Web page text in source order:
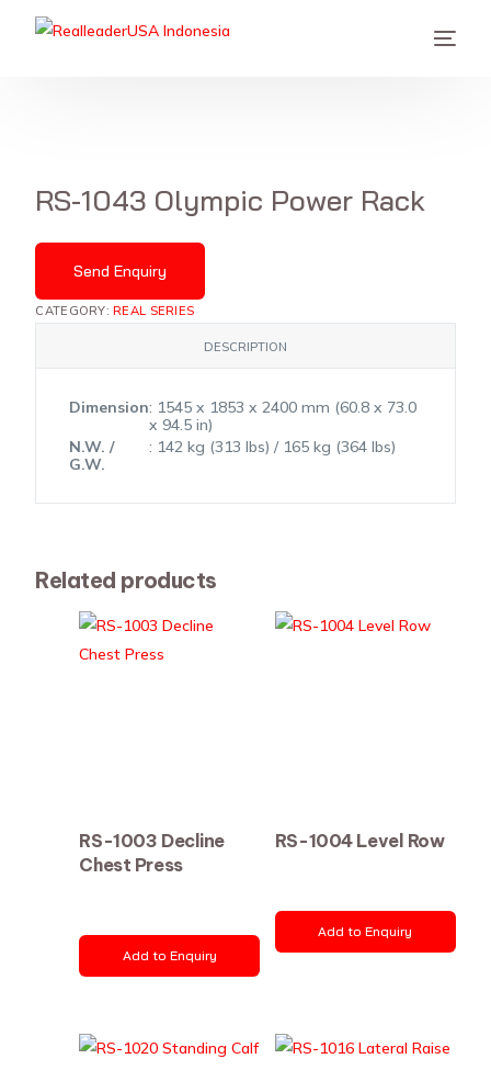
RS-1043 Olympic Power Rack
Send Enquiry
CATEGORY:REAL SERIES
DESCRIPTION
Dimension: 1545 x 1853 x 2400 mm (60.8 x 73.0
x 94.5 in)
N.W. /
G.W.
: 142 kg (313 lbs) / 165 kg (364 lbs)
Related products
RS-1003 Decline
Chest Press
Add to Enquiry
RS-1004 Level Row
Add to Enquiry